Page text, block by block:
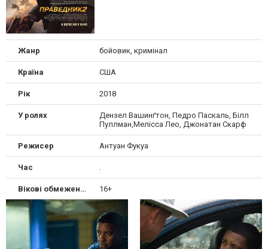
Жанр бойовик, кримінал
Країна США
Рік 2018
У ролях
Дензел Вашинґтон, Педро Паскаль, Білл
Пуллман,Мелісса Лео, Джонатан Скарф
Режисер Антуан Фукуа
Час
Вікові обмеження 16+